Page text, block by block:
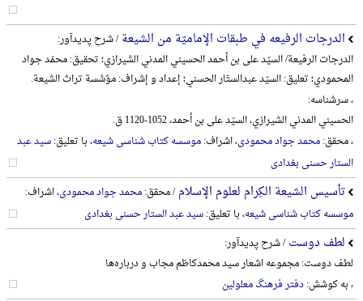
الدرجات الرفیعه في طبقات الإمامیّة من الشیعة/ شرح پدیدآور:
الدرجات الرفیعة/ السیّد علی بن أحمد الحسیني المدني الشیرازي؛ تحقیق: محمّد جواد
المحمودي؛ تعلیق: السیّد عبدالستّار الحسني؛ إعداد و إشراف: مؤسَّسة تراث الشیعة.
، سرشناسه:
الحسیني المدني الشیرازي، السیّد علی بن أحمد، 1052-1120 ق.
، محقق:محمد جواد محمودی، اشراف:موسسه کتاب شناسی شیعه، با تعلیق:سید عبد
الستار حسنی بغدادی
تأسیس الشیعة الکِرام لعلوم الإسلام/ محقق:محمد جواد محمودی، اشراف:
موسسه کتاب شناسی شیعه، با تعلیق:سید عبد الستار حسنی بغدادی
لطف دوست/ شرح پدیدآور:
لطف دوست: مجموعه اشعار سید محمدکاظم مجاب و درباره‌ها
، به کوشش:دفتر فرهنگ معلولین